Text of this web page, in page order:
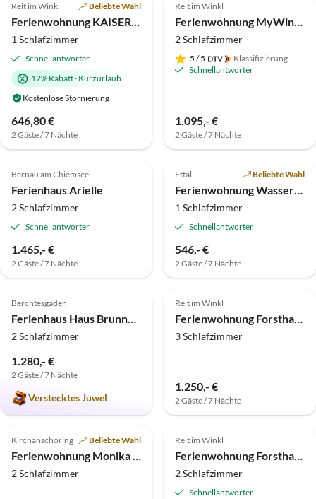
Reit im Winkl Beliebte Wahl
Ferienwohnung KAISERBLICK im Landhaus Sankt Markus
1 Schlafzimmer
Schnellantworter
12% Rabatt· Kurzurlaub
Kostenlose Stornierung
646,80 €
2 Gäste / 7 Nächte
Reit im Winkl
Ferienwohnung MyWinkl 1
2 Schlafzimmer
5 / 5
Klassifizierung
Schnellantworter
1.095,- €
2 Gäste / 7 Nächte
Top-Inserat
5.0 (7)
Bernau am Chiemsee
Ferienhaus Arielle
2 Schlafzimmer
Schnellantworter
1.465,- €
2 Gäste / 7 Nächte
Top-Inserat
4.9 (7)
Ettal Beliebte Wahl
Ferienwohnung Wassermann
1 Schlafzimmer
Schnellantworter
546,- €
2 Gäste / 7 Nächte
Virtuelle
Tour
Super-Gastgeber
Top-Inserat
4.9 (6)
Berchtesgaden
Ferienhaus Haus Brunneck
2 Schlafzimmer
1.280,- €
2 Gäste / 7 Nächte
Verstecktes Juwel
Top-Inserat
4.7 (4)
Reit im Winkl
Ferienwohnung Forsthaus Reit im Winkl
3 Schlafzimmer
1.250,- €
2 Gäste / 7 Nächte
Top-Inserat
4.8 (3)
Kirchanschöring Beliebte Wahl
Ferienwohnung Monika Anner im Chiemgau
2 Schlafzimmer
Top-Inserat
5.0 (1)
Reit im Winkl
Ferienwohnung Forsthaus Reit im Winkl mit Garten
2 Schlafzimmer
Schnellantworter